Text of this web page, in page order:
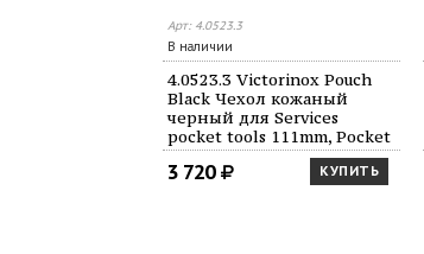
Арт: 4.0523.3
В наличии
4.0523.3 Victorinox Pouch
Black Чехол кожаный
черный для Services
pocket tools 111mm, Pocket
Multi Tools lock-blade 111
mm, Swiss Tools Spirit, Swiss
3 720 КУПИТЬ